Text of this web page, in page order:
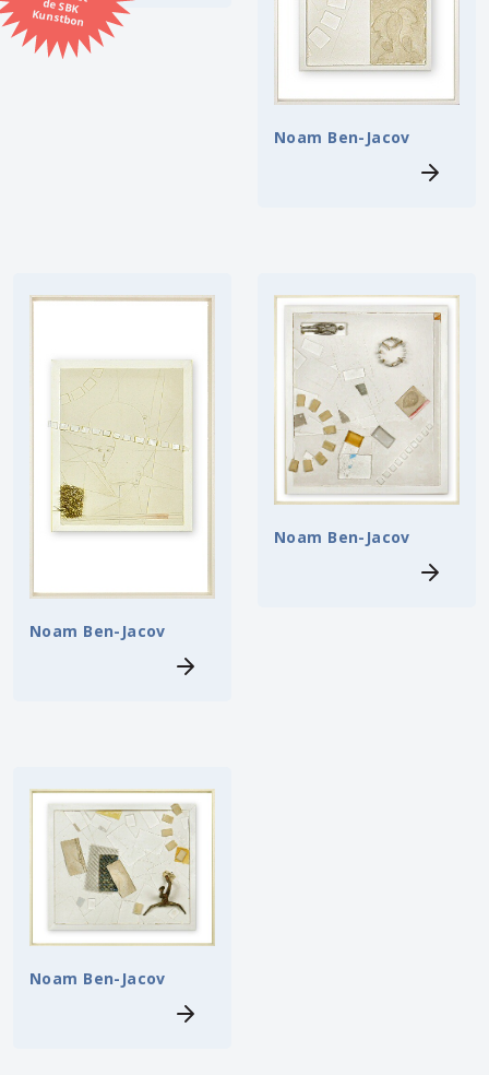
Kunstbon
Kunstenaar
Zoeken
Kerncollectie
5 items. Pagina:
Noam Ben-Jacov
Noam Ben-Jacov
Noam Ben-Jacov
Noam Ben-Jacov